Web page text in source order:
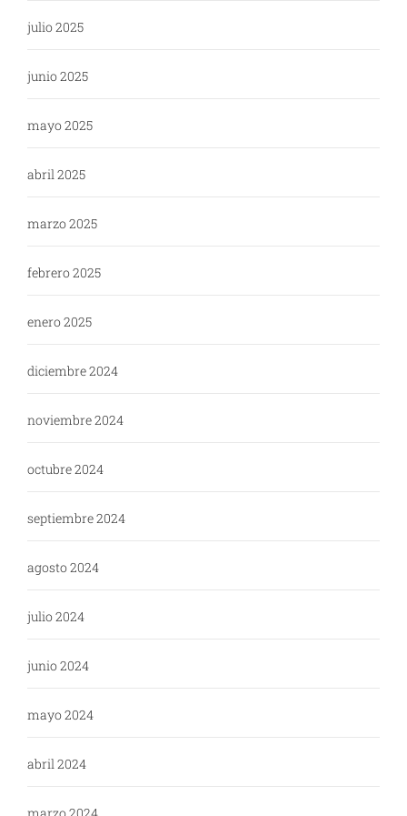
julio 2025
junio 2025
mayo 2025
abril 2025
marzo 2025
febrero 2025
enero 2025
diciembre 2024
noviembre 2024
octubre 2024
septiembre 2024
agosto 2024
julio 2024
junio 2024
mayo 2024
abril 2024